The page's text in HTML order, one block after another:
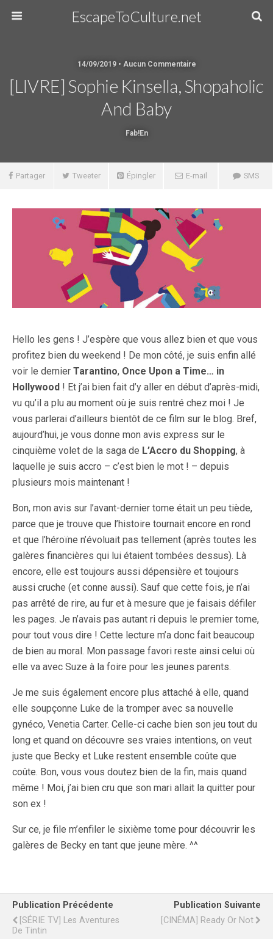
EscapeToCulture.net
14/09/2019 • Aucun Commentaire
[LIVRE] Sophie Kinsella, Shopaholic
And Baby
Fab!en
Partager Tweeter Épingler E-mail SMS
Hello les gens ! J’espère que vous allez bien et que vous
profitez bien du weekend ! De mon côté, je suis enfin allé
voir le dernier Tarantino, Once Upon a Time… in
Hollywood ! Et j’ai bien fait d’y aller en début d’après-midi,
vu qu’il a plu au moment où je suis rentré chez moi ! Je
vous parlerai d’ailleurs bientôt de ce film sur le blog. Bref,
aujourd’hui, je vous donne mon avis express sur le
cinquième volet de la saga de L’Accro du Shopping, à
laquelle je suis accro – c’est bien le mot ! – depuis
plusieurs mois maintenant !
Bon, mon avis sur l’avant-dernier tome était un peu tiède,
parce que je trouve que l’histoire tournait encore en rond
et que l’héroïne n’évoluait pas tellement (après toutes les
galères financières qui lui étaient tombées dessus). Là
encore, elle est toujours aussi dépensière et toujours
aussi cruche (et conne aussi). Sauf que cette fois, je n’ai
pas arrêté de rire, au fur et à mesure que je faisais défiler
les pages. Je n’avais pas autant ri depuis le premier tome,
pour tout vous dire ! Cette lecture m’a donc fait beaucoup
de bien au moral. Mon passage favori reste ainsi celui où
elle va avec Suze à la foire pour les jeunes parents.
Je me suis également encore plus attaché à elle, quand
elle soupçonne Luke de la tromper avec sa nouvelle
gynéco, Venetia Carter. Celle-ci cache bien son jeu tout du
long et quand on découvre ses vraies intentions, on veut
juste que Becky et Luke restent ensemble coûte que
coûte. Bon, vous vous doutez bien de la fin, mais quand
même ! Moi, j’ai bien cru que son mari allait la quitter pour
son ex !
Sur ce, je file m’enfiler le sixième tome pour découvrir les
galères de Becky en tant que jeune mère. ^^
Publication Précédente
[SÉRIE TV] Les Aventures
De Tintin
Publication Suivante
[CINÉMA] Ready Or Not